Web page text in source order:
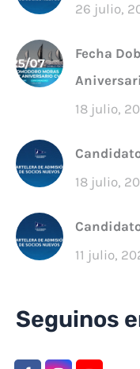
26 julio,
Fecha
18 julio,
18 julio,
11 julio,
Seguinos